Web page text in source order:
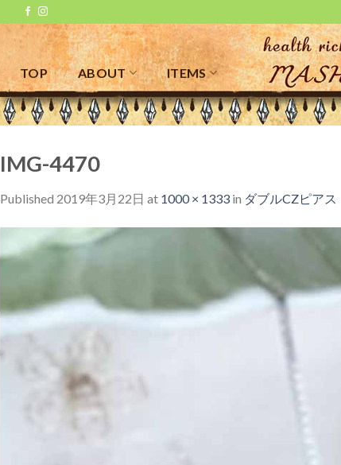
TOP ABOUT ITEMS
IMG-4470
Published 2019年3月22日 at 1000 × 1333 in ダブルCZピアス